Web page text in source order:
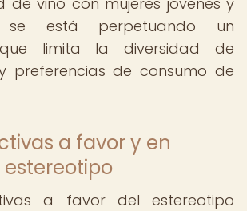
se está perpetuando un
limita la diversidad de
preferencias de consumo de
a favor y en
a favor del estereotipo